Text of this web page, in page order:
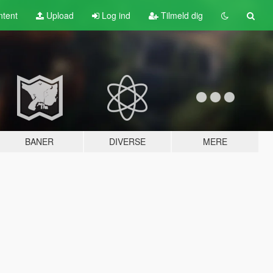
Upload Log ind Tilmeld dig
BANER DIVERSE MERE